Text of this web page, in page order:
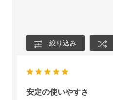
絞り込み
安定の使いやすさ